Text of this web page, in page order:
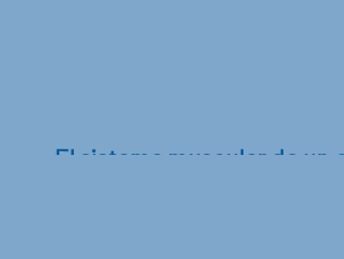
El sistema muscular de un